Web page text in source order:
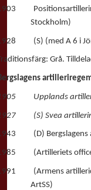
Stockholm)
(S) (med A 6 i
Grå.
Upplands
(S) Svea
(D) Bergslagens
(Artilleriets
(Armens
ArtSS)